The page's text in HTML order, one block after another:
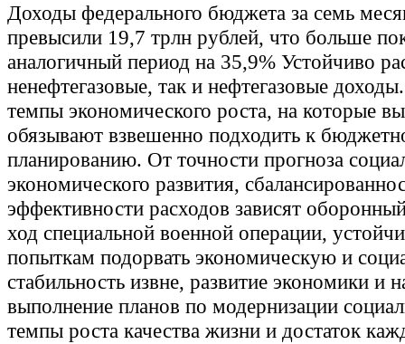
Доходы федерального бюджета за семь
превысили 19,7 трлн рублей, что больше
аналогичный период на 35,9% Устойчиво
ненефтегазовые, так и нефтегазовые
темпы экономического роста, на которые
обязывают взвешенно подходить к
планированию. От точности прогноза
экономического развития,
эффективности расходов зависят
ход специальной военной операции,
попыткам подорвать экономическую и
стабильность извне, развитие экономики и
выполнение планов по модернизации
темпы роста качества жизни и достаток